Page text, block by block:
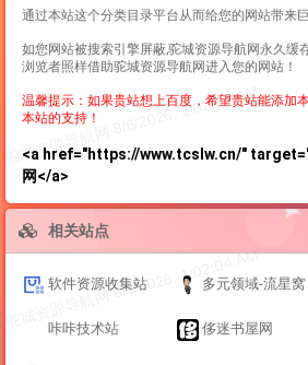
通过本站这个分类目录平台从而给您的网站带来
如您网站被搜索引擎屏蔽,驼城资源导航网永久缓
浏览者照样借助驼城资源导航网进入您的网站！
温馨提示：如果贵站想上百度，希望贵站能添加
本站的支持！
<a href="https://www.tcslw.cn/"
网</a>
相关站点
软件资源收集站 多元领域-流星窝
咔咔技术站 侈迷书屋网